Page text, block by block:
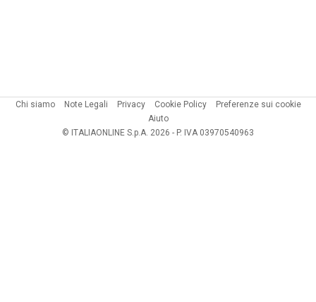
Chi siamo Note Legali Privacy Cookie Policy
Preferenze sui cookie
Aiuto
© ITALIAONLINE S.p.A. 2026 - P. IVA 03970540963